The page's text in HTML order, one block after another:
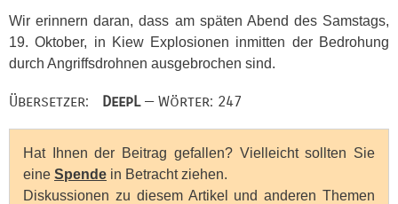
Wir erinnern daran, dass am späten Abend des Samstags,
19. Oktober, in Kiew Explosionen inmitten der Bedrohung
durch Angriffsdrohnen ausgebrochen sind.
Übersetzer: DeepL— Wörter: 247
Hat Ihnen der Beitrag gefallen? Vielleicht sollten Sie
eine Spende in Betracht ziehen.
Diskussionen zu diesem Artikel und anderen Themen